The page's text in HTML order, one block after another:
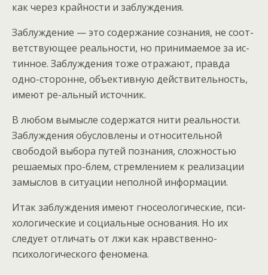
как через крайности и заблуждения.
Заблуждение — это содержание сознания, не соот-
ветствующее реальности, но принимаемое за ис-
тинное. Заблуждения тоже отражают, правда
одно-сторонне, объективную действительность,
имеют ре-альный источник.
В любом вымысле содержатся нити реальности.
Заблуждения обусловлены и относительной
свободой выбора путей познания, сложностью
решаемых про-блем, стремлением к реализации
замыслов в ситуации неполной информации.
Итак заблуждения имеют гносеологические, пси-
хологические и социальные основания. Но их
следует отличать от лжи как нравственно-
психологического феномена.